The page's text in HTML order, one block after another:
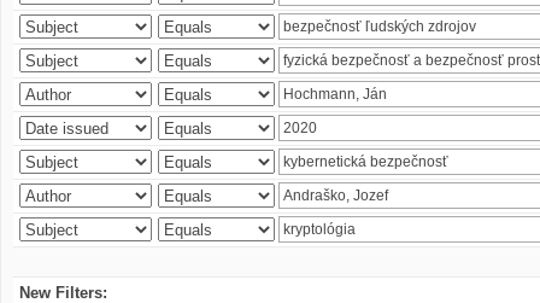
New Filters: